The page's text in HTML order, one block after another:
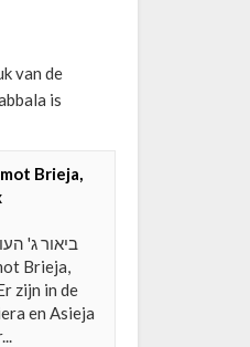
van de
is
Brieja,
ביאור ג'
Brieja,
zijn in de
en Asieja